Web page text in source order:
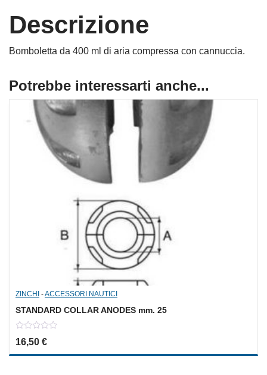
Descrizione
Bomboletta da 400 ml di aria compressa con cannuccia.
Potrebbe interessarti anche...
ZINCHI -ACCESSORI NAUTICI
STANDARD COLLAR ANODES mm. 25
0
out
16,50 €